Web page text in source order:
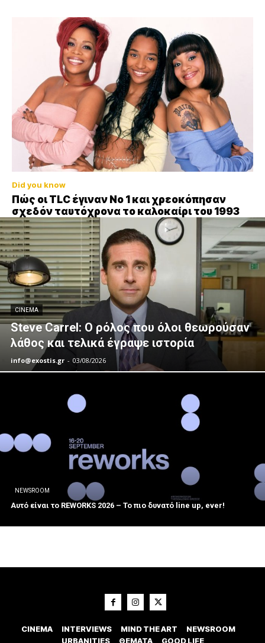
Did you know
Πώς οι TLC έγιναν Νο 1 και χρεοκόπησαν
σχεδόν ταυτόχρονα το καλοκαίρι του 1993
CINEMA
Steve Carrel: Ο ρόλος που όλοι θεωρούσαν
λάθος και τελικά έγραψε ιστορία
info@exostis.gr - 03/08/2026
NEWSROOM
Αυτό είναι το REWORKS 2026 – Το πιο δυνατό line up, ever!
CINEMA INTERVIEWS MIND THE ART
NEWSROOM
URBANITIES
ΘΕΜΑΤΑ GOOD LIFE